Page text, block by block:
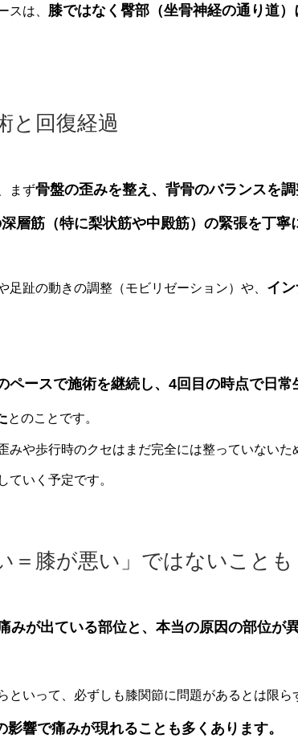
スは、 膝ではなく臀部（坐骨神経の通り道
と回復経過
まず骨盤の歪みを整え、背骨のバランスを
層筋（特に梨状筋や中殿筋）の緊張を丁寧
足趾の動きの調整（モビリゼーション）や、 イ
ペースで施術を継続し、4回目の時点で日
とのことです。
みや歩行時のクセはまだ完全には整っていないた
ていく予定です。
＝膝が悪い」ではないことも
みが出ている部位と、本当の原因の部位が
といって、必ずしも膝関節に問題があるとは限ら
影響で痛みが現れることも多くあります。